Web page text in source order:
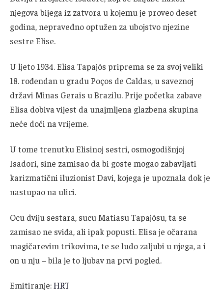
njegova bijega iz zatvora u kojemu je proveo deset
godina, nepravedno optužen za ubojstvo njezine
sestre Elise.
U ljeto 1934. Elisa Tapajós priprema se za svoj veliki
18. rođendan u gradu Poços de Caldas, u saveznoj
državi Minas Gerais u Brazilu. Prije početka zabave
Elisa dobiva vijest da unajmljena glazbena skupina
neće doći na vrijeme.
U tome trenutku Elisinoj sestri, osmogodišnjoj
Isadori, sine zamisao da bi goste mogao zabavljati
karizmatični iluzionist Davi, kojega je upoznala dok je
nastupao na ulici.
Ocu dviju sestara, sucu Matiasu Tapajósu, ta se
zamisao ne sviđa, ali ipak popusti. Elisa je očarana
magičarevim trikovima, te se ludo zaljubi u njega, a i
on u nju – bila je to ljubav na prvi pogled.
Emitiranje:HRT